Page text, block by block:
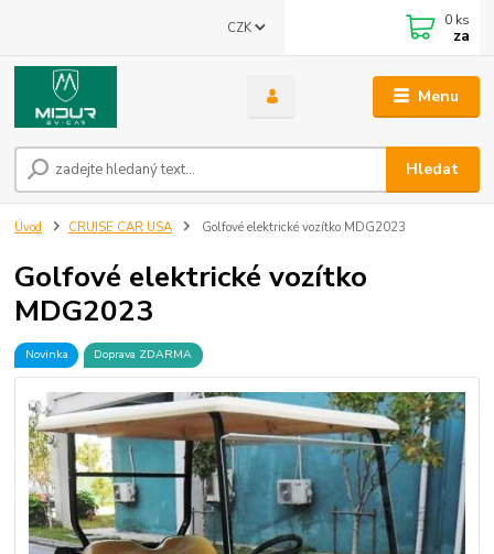
Menu
CZK
Hledat
0 ks
za
Úvod CRUISE CAR USA Golfové elektrické vozítko MDG2023
Golfové elektrické vozítko
MDG2023
Novinka Doprava ZDARMA